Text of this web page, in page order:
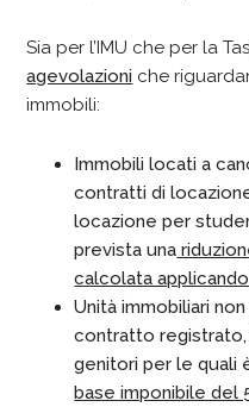
Sia per l’IMU che per la
agevolazioni che
immobili:
Immobili locati a
contratti di
locazione per
prevista una
calcolata
Unità immobiliari
contratto
genitori per le quali
base imponibile del